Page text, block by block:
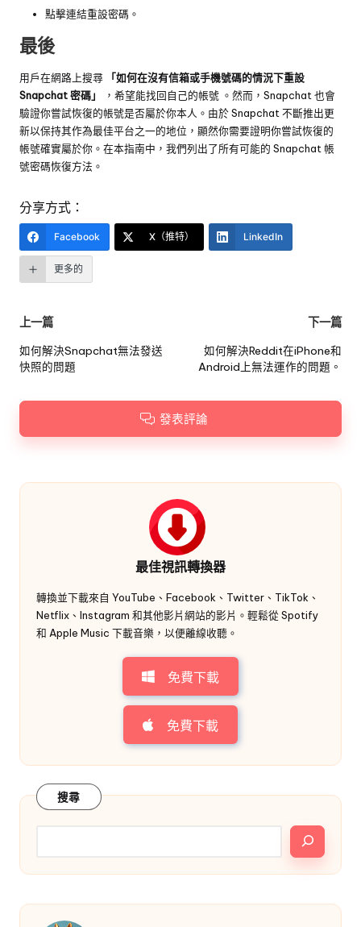
點擊連結重設密碼。
最後
用戶在網路上搜尋
「如何在沒有信箱或手機號碼的情況下重設
Snapchat 密碼」
，希望能找回自己的帳號 。然而，Snapchat 也會
驗證你嘗試恢復的帳號是否屬於你本人。由於 Snapchat 不斷推出更
新以保持其作為最佳平台之一的地位，顯然你需要證明你嘗試恢復的
帳號確實屬於你。在本指南中，我們列出了所有可能的 Snapchat 帳
號密碼恢復方法。
分享方式：
Facebook X（推特） LinkedIn
更多的
文
章
導
航
上一篇
如何解決Snapchat無法發送
快照的問題
下一篇
如何解決Reddit在iPhone和
Android上無法運作的問題。
發表評論
最佳視訊轉換器
轉換並下載來自 YouTube、Facebook、Twitter、TikTok、
Netflix、Instagram 和其他影片網站的影片。輕鬆從 Spotify
和 Apple Music 下載音樂，以便離線收聽。
免費下載
免費下載
搜尋